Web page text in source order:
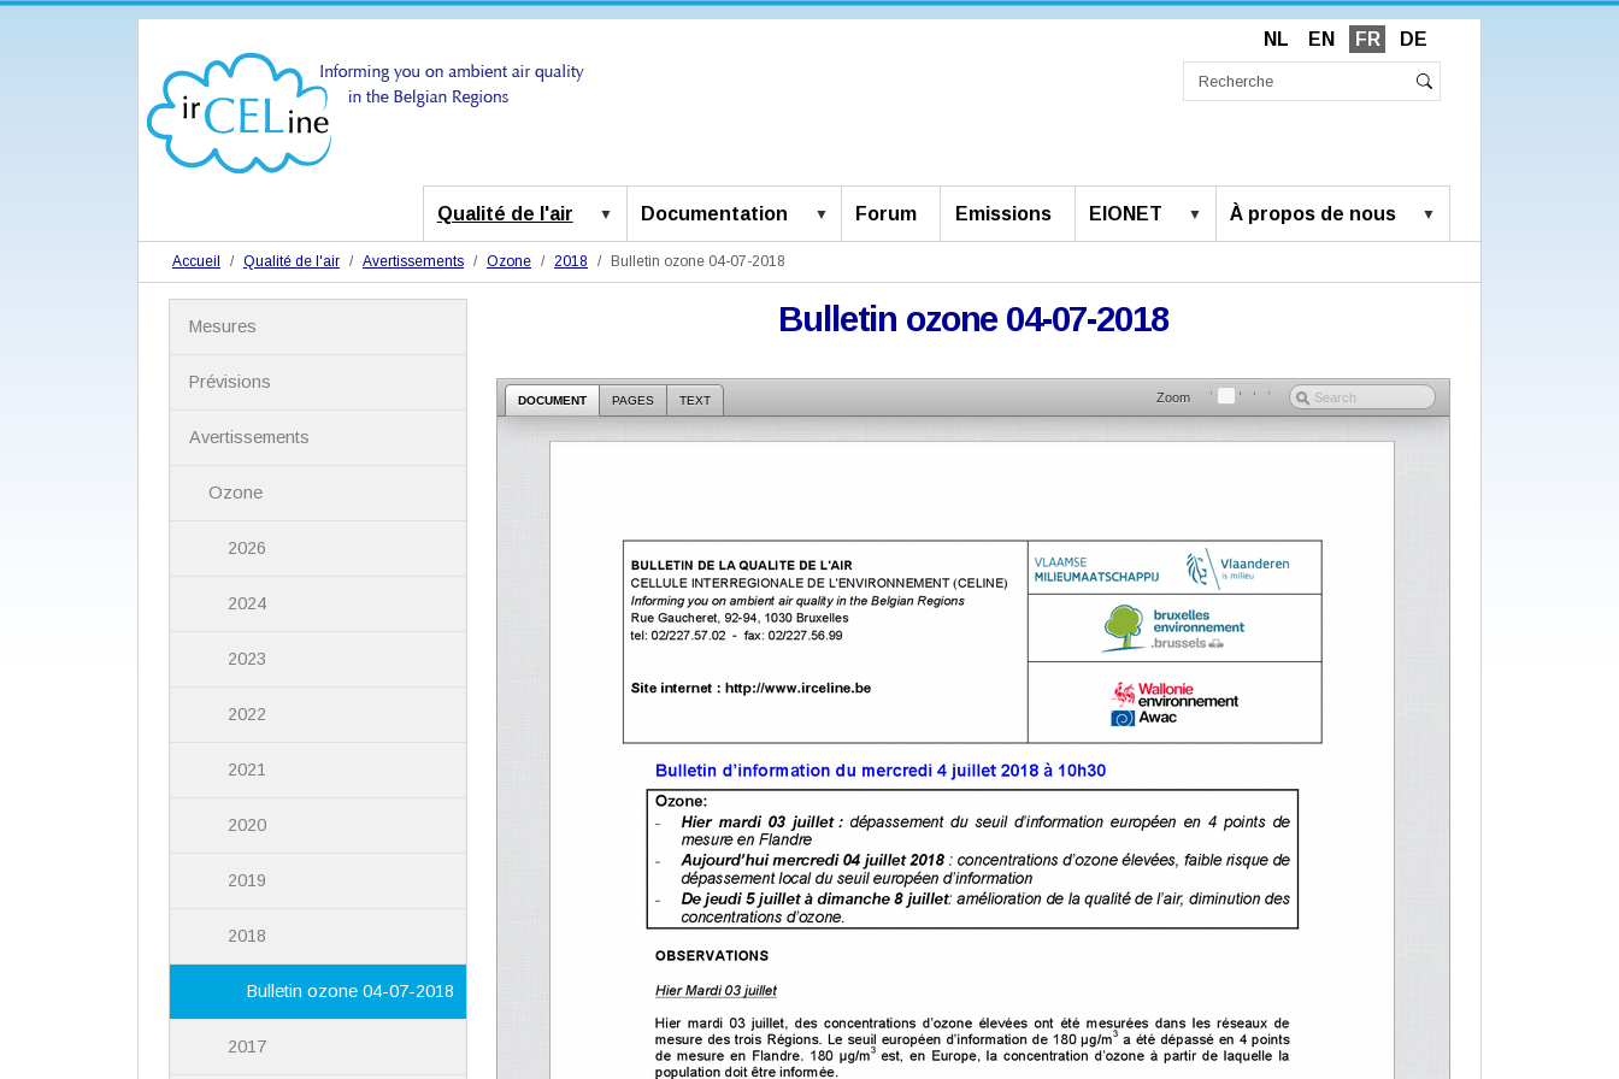
NL EN FR DE
Qualité de l'air Documentation Forum Emissions EIONET À propos de nous
Accueil Qualité de l'air Avertissements Ozone 2018 Bulletin ozone 04-07-2018
Bulletin ozone 04-07-2018
DOCUMENT PAGES TEXT Zoom
Mesures
Prévisions
Avertissements
Ozone
2026
2024
2023
2022
2021
2020
2019
2018
Bulletin ozone 04-07-2018
2017